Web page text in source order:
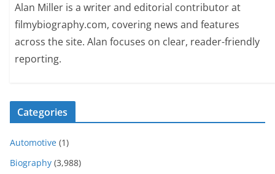
Alan Miller is a writer and editorial contributor at
filmybiography.com, covering news and features
across the site. Alan focuses on clear, reader-friendly
reporting.
Categories
Automotive (1)
Biography (3,988)